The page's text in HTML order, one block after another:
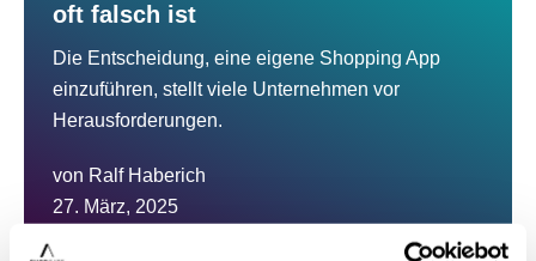
oft falsch ist
Die Entscheidung, eine eigene Shopping App
einzuführen, stellt viele Unternehmen vor
Herausforderungen.
von Ralf Haberich
27. März, 2025